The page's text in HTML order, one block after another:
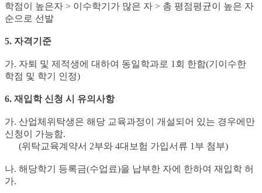
학점이 높은자 > 이수학기가 많은 자 > 총 평점평균이 높은 자
순으로 선발
5. 자격기준
가. 자퇴 및 제적생에 대하여 동일학과로 1회 한함(기이수한
학점 및 학기 인정)
6. 재입학 신청 시 유의사항
가. 산업체위탁생은 해당 교육과정이 개설되어 있는 경우에만
신청이 가능함.
(위탁교육계약서 2부와 4대보험 가입서류 1부 첨부)
나. 해당학기 등록금(수업료)을 납부한 자에 한하여 재입학 허
가.